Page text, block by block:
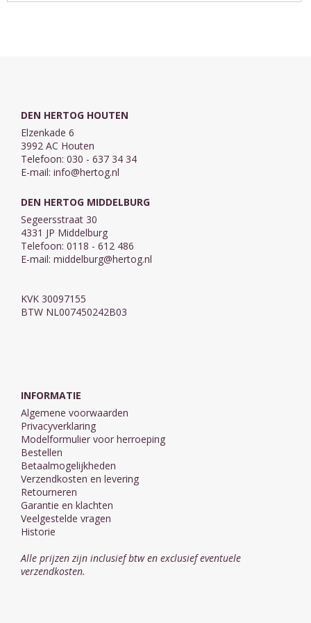
DEN HERTOG HOUTEN
Elzenkade 6
3992 AC Houten
Telefoon: 030 - 637 34 34
E-mail: info@hertog.nl
DEN HERTOG MIDDELBURG
Segeersstraat 30
4331 JP Middelburg
Telefoon: 0118 - 612 486
E-mail: middelburg@hertog.nl
KVK 30097155
BTW NL007450242B03
INFORMATIE
Algemene voorwaarden
Privacyverklaring
Modelformulier voor herroeping
Bestellen
Betaalmogelijkheden
Verzendkosten en levering
Retourneren
Garantie en klachten
Veelgestelde vragen
Historie
Alle prijzen zijn inclusief btw en exclusief eventuele
verzendkosten.